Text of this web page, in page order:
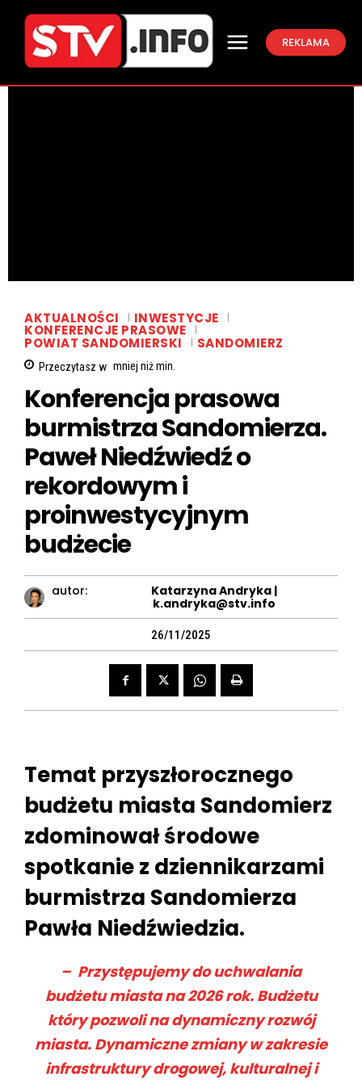
REKLAMA
AKTUALNOŚCI INWESTYCJE
KONFERENCJE PRASOWE
POWIAT SANDOMIERSKI SANDOMIERZ
Przeczytasz w mniej niżmin.
Konferencja prasowa
burmistrza Sandomierza.
Paweł Niedźwiedź o
rekordowym i
proinwestycyjnym
budżecie
autor:
Katarzyna Andryka |
k.andryka@stv.info
26/11/2025
Temat przyszłorocznego
budżetu miasta Sandomierz
zdominował środowe
spotkanie z dziennikarzami
burmistrza Sandomierza
Pawła Niedźwiedzia.
– Przystępujemy do uchwalania
budżetu miasta na 2026 rok. Budżetu
który pozwoli na dynamiczny rozwój
miasta. Dynamiczne zmiany w zakresie
infrastruktury drogowej, kulturalnej i